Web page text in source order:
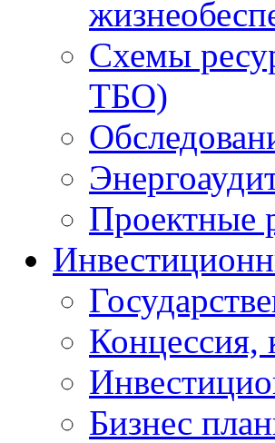
Схемы
ТБО)
Проектные
Концессия,
Бизнес